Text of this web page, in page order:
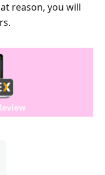
reason, you will